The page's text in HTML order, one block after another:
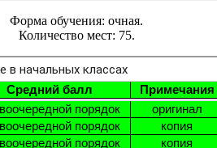
Форма обучения: очная.
Количество мест: 75.